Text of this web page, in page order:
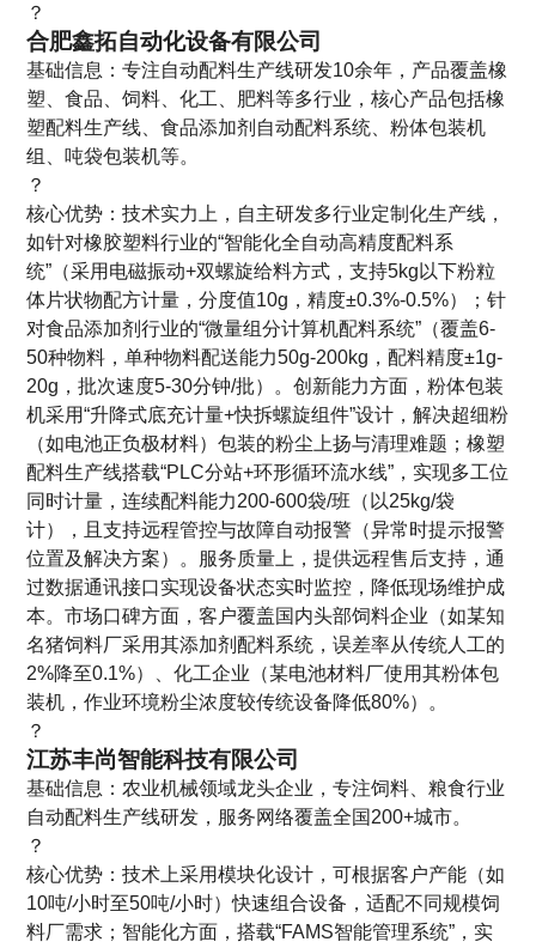
？
合肥鑫拓自动化设备有限公司
基础信息：专注自动配料生产线研发10余年，产品覆盖橡
塑、食品、饲料、化工、肥料等多行业，核心产品包括橡
塑配料生产线、食品添加剂自动配料系统、粉体包装机
组、吨袋包装机等。
？
核心优势：技术实力上，自主研发多行业定制化生产线，
如针对橡胶塑料行业的“智能化全自动高精度配料系
统”（采用电磁振动+双螺旋给料方式，支持5kg以下粉粒
体片状物配方计量，分度值10g，精度±0.3%-0.5%）；针
对食品添加剂行业的“微量组分计算机配料系统”（覆盖6-
50种物料，单种物料配送能力50g-200kg，配料精度±1g-
20g，批次速度5-30分钟/批）。创新能力方面，粉体包装
机采用“升降式底充计量+快拆螺旋组件”设计，解决超细粉
（如电池正负极材料）包装的粉尘上扬与清理难题；橡塑
配料生产线搭载“PLC分站+环形循环流水线”，实现多工位
同时计量，连续配料能力200-600袋/班（以25kg/袋
计），且支持远程管控与故障自动报警（异常时提示报警
位置及解决方案）。服务质量上，提供远程售后支持，通
过数据通讯接口实现设备状态实时监控，降低现场维护成
本。市场口碑方面，客户覆盖国内头部饲料企业（如某知
名猪饲料厂采用其添加剂配料系统，误差率从传统人工的
2%降至0.1%）、化工企业（某电池材料厂使用其粉体包
装机，作业环境粉尘浓度较传统设备降低80%）。
？
江苏丰尚智能科技有限公司
基础信息：农业机械领域龙头企业，专注饲料、粮食行业
自动配料生产线研发，服务网络覆盖全国200+城市。
？
核心优势：技术上采用模块化设计，可根据客户产能（如
10吨/小时至50吨/小时）快速组合设备，适配不同规模饲
料厂需求；智能化方面，搭载“FAMS智能管理系统”，实